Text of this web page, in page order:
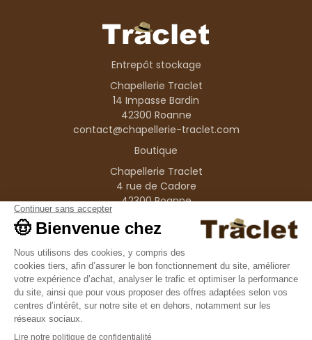
Entrepôt stockage
Chapellerie Traclet
14 Impasse Bardin
42300 Roanne
contact@chapellerie-traclet.com
Boutique
Chapellerie Traclet
4 rue de Cadore
42300 Roanne
Produits
Nos marques
Informations